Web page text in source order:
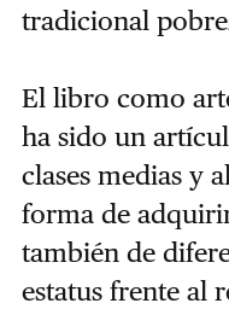
tradicional
El libro como
ha sido un
clases medias y
forma de
también de
estatus frente al